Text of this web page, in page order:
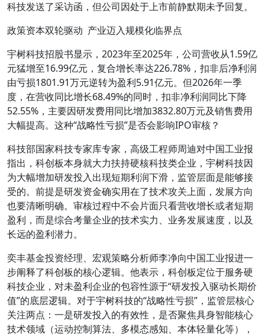
科技发送了采访函，但公司因处于上市前静默期未予回复。
政策资本双轮驱动 产业迈入规模化临界点
宇树科技招股书显示，2023年至2025年，公司营收从1.59亿
元猛增至16.99亿元，复合增长率达226.78%，扣非后净利润
由亏损1801.91万元逆转为盈利5.91亿元。但2026年一季
度，在营收同比增长68.49%的同时，扣非净利润同比下降
52.55%，主要因研发费用同比增加3832.80万元及销售费用
大幅提高。这种“战略性亏损”是否会影响IPO审核？
科技部国家科技专家库专家，高级工程师周迪对中国工业报
指出，科创板本身就大力扶持硬核科技类企业，宇树科技因
为大幅增加研发投入出现短期利润下滑，监管层面是能够接
受的。前提是研发资金确实用在了技术攻关上面，发展方向
也要清晰明确。审核过程中不会片面只看营收增长或者短期
盈利，而是综合考量企业的技术实力、业务发展速度，以及
长远的盈利潜力。
奕丰基金投资经理、宏观策略分析师李净向中国工业报进一
步阐释了科创板的核心逻辑。他表示，科创板定位于服务硬
科技企业，对未盈利企业的包容性源于“研发投入驱动长期价
值”的底层逻辑。对于宇树科技的“战略性亏损”，监管层核心
关注两点：一是研发投入的有效性，是否聚焦具身智能核心
技术领域（运动控制算法、多模态感知、本体轻量化等），